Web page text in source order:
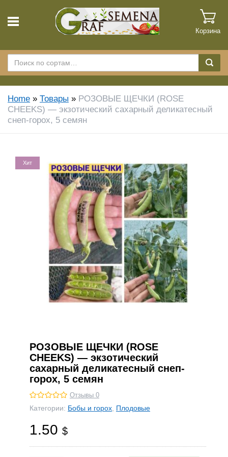
Корзина
Home » Товары » РОЗОВЫЕ ЩЕЧКИ (ROSE
CHEEKS) — экзотический сахарный деликатесный
снеп-горох, 5 семян
Хит
РОЗОВЫЕ ЩЕЧКИ (ROSE
CHEEKS) — экзотический
сахарный деликатесный снеп-
горох, 5 семян
Отзывы 0
Категории: Бобы и горох Плодовые
1.50 $